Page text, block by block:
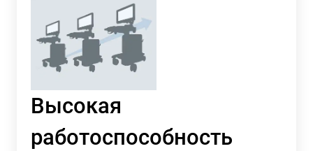
Высокая
работоспособность